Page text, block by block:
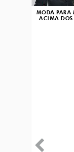
MODA PARA
ACIMA